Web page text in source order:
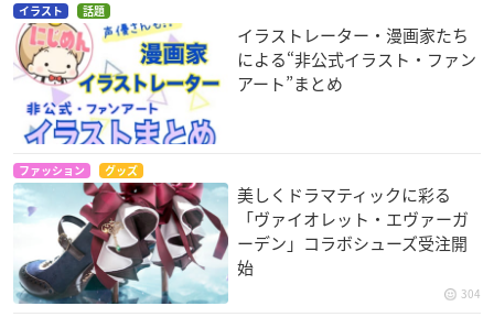
イラスト 話題
イラストレーター・漫画家たち
による“非公式イラスト・ファン
アート”まとめ
ファッション グッズ
美しくドラマティックに彩る
「ヴァイオレット・エヴァーガ
ーデン」コラボシューズ受注開
始
304